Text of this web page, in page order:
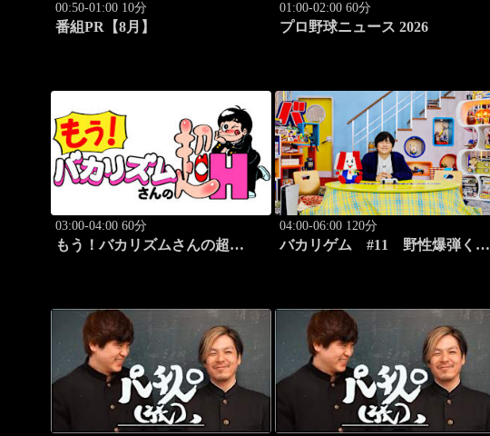
00:50-01:00 10分
番組PR【8月】
01:00-02:00 60分
プロ野球ニュース 2026
03:00-04:00 60分
もう！バカリズムさんの超
04:00-06:00 120分
バカリゲム #11 野性爆弾くっ